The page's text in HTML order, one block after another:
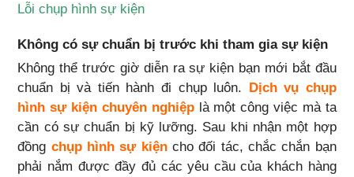
Lỗi chụp hình sự kiện
Không có sự chuẩn bị trước khi tham gia sự kiện
Không thể trước giờ diễn ra sự kiện bạn mới bắt đầu
chuẩn bị và tiến hành đi chụp luôn. Dịch vụ chụp
hình sự kiện chuyên nghiệp là một công việc mà ta
cần có sự chuẩn bị kỹ lưỡng. Sau khi nhận một hợp
đồng chụp hình sự kiệncho đối tác, chắc chắn bạn
phải nắm được đầy đủ các yêu cầu của khách hàng